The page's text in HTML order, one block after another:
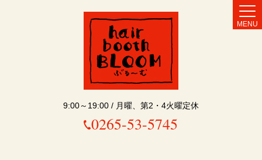
9:00～19:00 / 月曜、第2・4火曜定休
0265-53-5745
MENU